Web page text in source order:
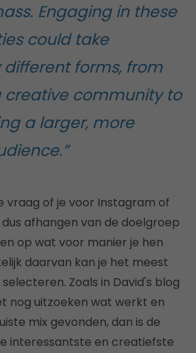
Engaging in these
could take
forms, from
creative community to
a larger, more
vraag of je voor Instagram of
afhangen van de doelgroep
op wat voor manier je hen
daarvan kan je het meest
Zoals in David's blog
nog uitzoeken wat werkt en
mix gevonden, dan is de
interessantste en creatiefste